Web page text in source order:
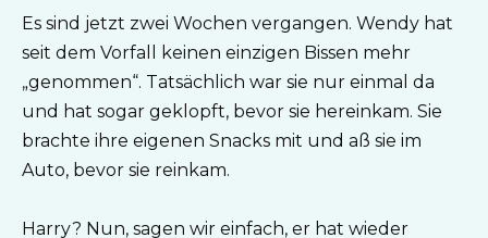
Es sind jetzt zwei Wochen vergangen. Wendy hat
seit dem Vorfall keinen einzigen Bissen mehr
„genommen“. Tatsächlich war sie nur einmal da
und hat sogar geklopft, bevor sie hereinkam. Sie
brachte ihre eigenen Snacks mit und aß sie im
Auto, bevor sie reinkam.
Harry? Nun, sagen wir einfach, er hat wieder